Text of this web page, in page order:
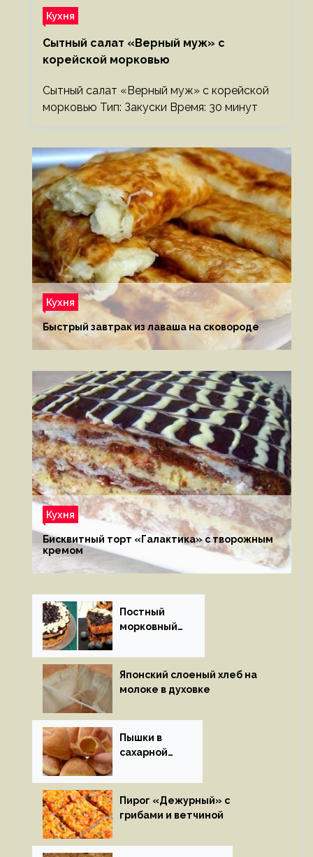
Кухня
Сытный салат «Верный муж» с
корейской морковью
Сытный салат «Верный муж» с корейской
морковью Тип: Закуски Время: 30 минут
Кухня
Быстрый завтрак из лаваша на сковороде
Кухня
Бисквитный торт «Галактика» с творожным
кремом
Постный
морковный
Японский слоеный хлеб на
молоке в духовке
Пышки в
сахарной
Пирог «Дежурный» с
грибами и ветчиной